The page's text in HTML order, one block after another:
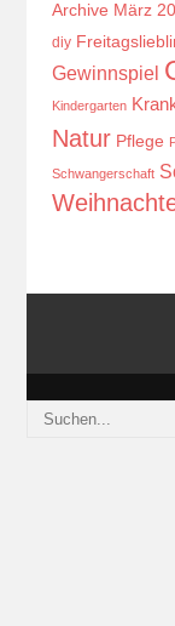
Archive März
diy
Gewinnspiel
Kindergarten
Natur Pflege
Schwangerschaft